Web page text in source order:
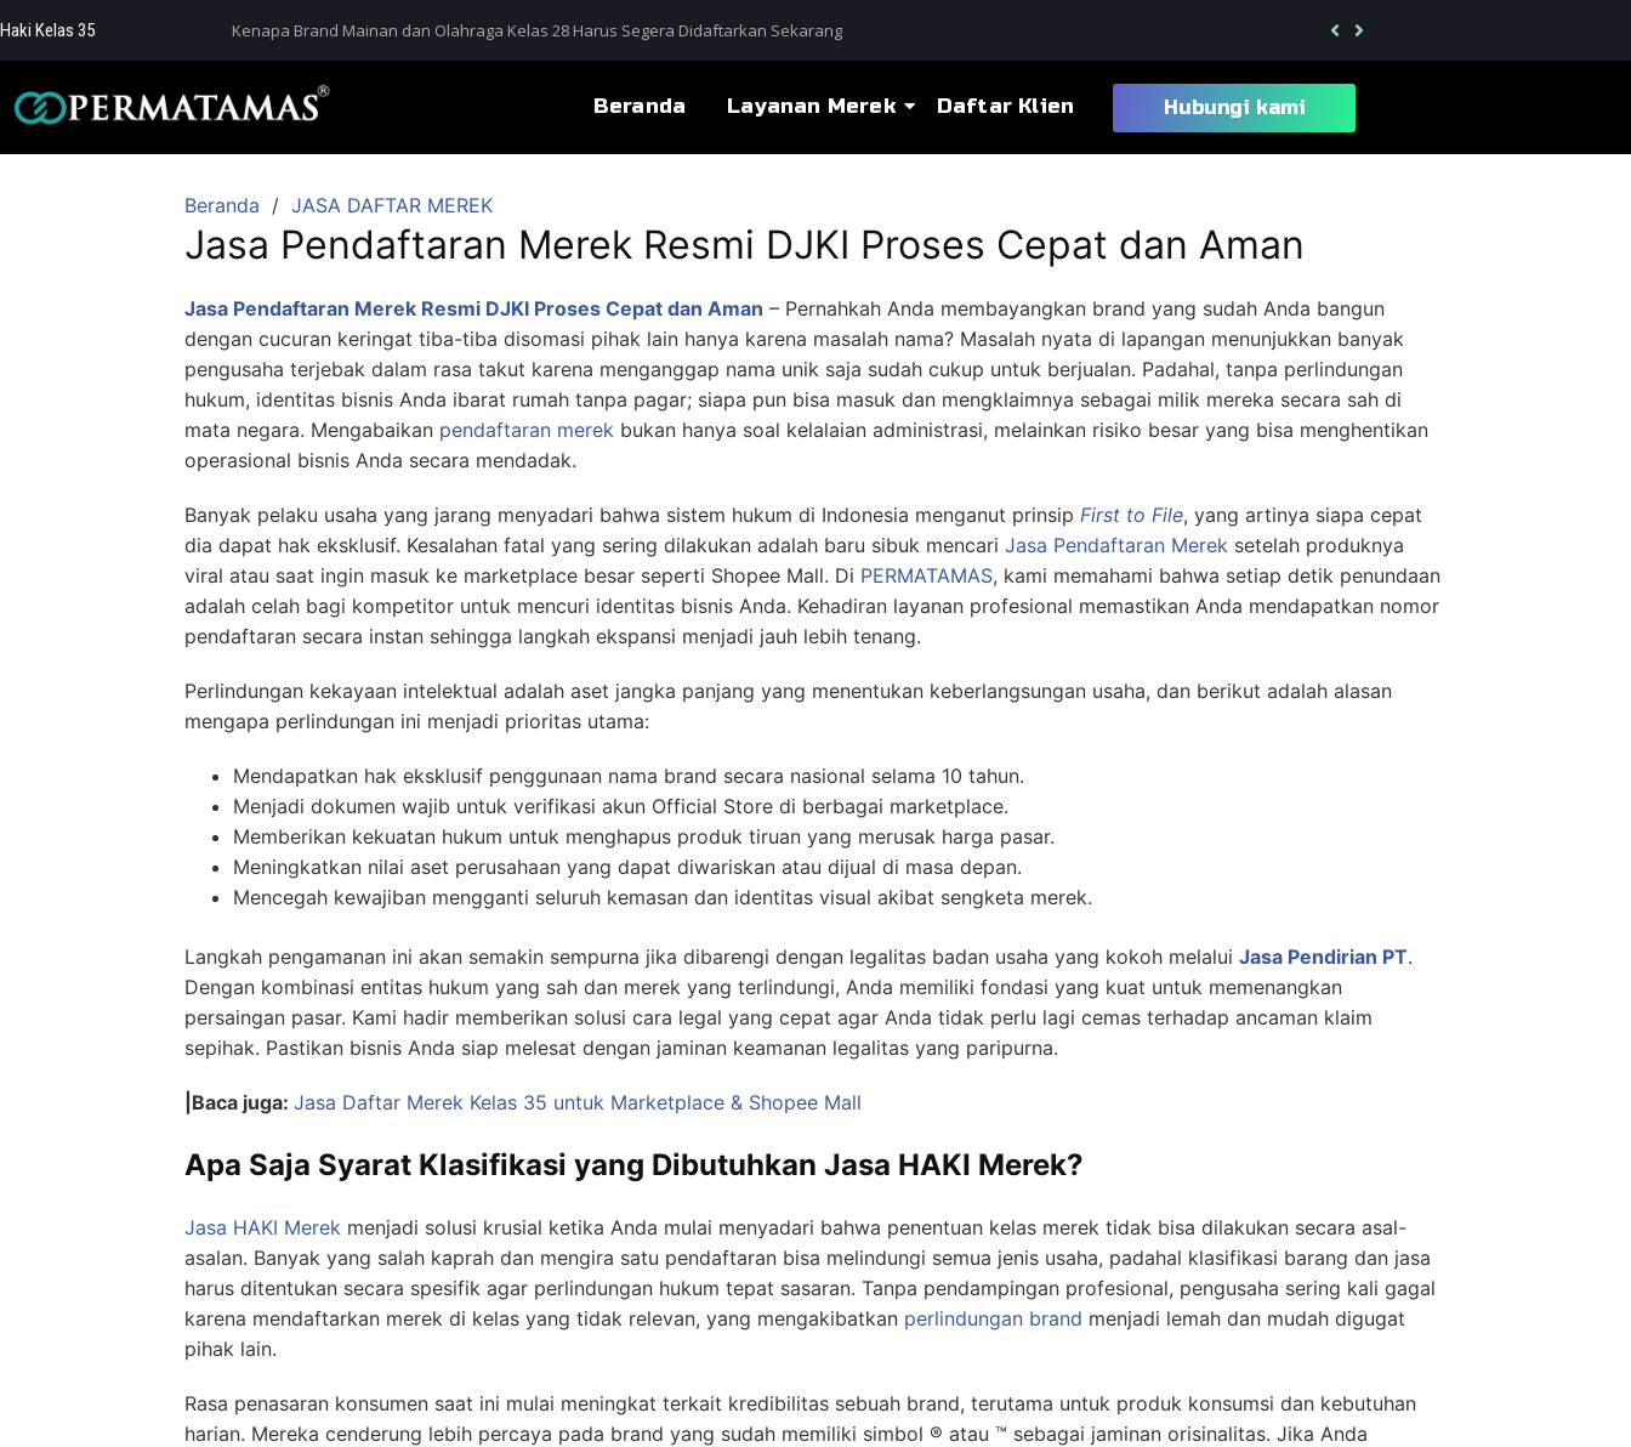
Haki Kelas 35 Kenapa Brand Mainan dan Olahraga Kelas 28 Harus Segera Didaftarkan Sekarang Jasa Pengurusan Merek Kelas 28 Mainan
Beranda Layanan Merek Daftar Klien Hubungi kami
Beranda JASA DAFTAR MEREK
Jasa Pendaftaran Merek Resmi DJKI Proses Cepat dan Aman
Jasa Pendaftaran Merek Resmi DJKI Proses Cepat dan Aman – Pernahkah Anda membayangkan brand yang sudah Anda bangun
dengan cucuran keringat tiba-tiba disomasi pihak lain hanya karena masalah nama? Masalah nyata di lapangan menunjukkan banyak
pengusaha terjebak dalam rasa takut karena menganggap nama unik saja sudah cukup untuk berjualan. Padahal, tanpa perlindungan
hukum, identitas bisnis Anda ibarat rumah tanpa pagar; siapa pun bisa masuk dan mengklaimnya sebagai milik mereka secara sah di
mata negara. Mengabaikan pendaftaran merek bukan hanya soal kelalaian administrasi, melainkan risiko besar yang bisa menghentikan
operasional bisnis Anda secara mendadak.
Banyak pelaku usaha yang jarang menyadari bahwa sistem hukum di Indonesia menganut prinsip First to File, yang artinya siapa cepat
dia dapat hak eksklusif. Kesalahan fatal yang sering dilakukan adalah baru sibuk mencari Jasa Pendaftaran Merek setelah produknya
viral atau saat ingin masuk ke marketplace besar seperti Shopee Mall. Di PERMATAMAS, kami memahami bahwa setiap detik penundaan
adalah celah bagi kompetitor untuk mencuri identitas bisnis Anda. Kehadiran layanan profesional memastikan Anda mendapatkan nomor
pendaftaran secara instan sehingga langkah ekspansi menjadi jauh lebih tenang.
Perlindungan kekayaan intelektual adalah aset jangka panjang yang menentukan keberlangsungan usaha, dan berikut adalah alasan
mengapa perlindungan ini menjadi prioritas utama:
Mendapatkan hak eksklusif penggunaan nama brand secara nasional selama 10 tahun.
Menjadi dokumen wajib untuk verifikasi akun Official Store di berbagai marketplace.
Memberikan kekuatan hukum untuk menghapus produk tiruan yang merusak harga pasar.
Meningkatkan nilai aset perusahaan yang dapat diwariskan atau dijual di masa depan.
Mencegah kewajiban mengganti seluruh kemasan dan identitas visual akibat sengketa merek.
Langkah pengamanan ini akan semakin sempurna jika dibarengi dengan legalitas badan usaha yang kokoh melalui Jasa Pendirian PT.
Dengan kombinasi entitas hukum yang sah dan merek yang terlindungi, Anda memiliki fondasi yang kuat untuk memenangkan
persaingan pasar. Kami hadir memberikan solusi cara legal yang cepat agar Anda tidak perlu lagi cemas terhadap ancaman klaim
sepihak. Pastikan bisnis Anda siap melesat dengan jaminan keamanan legalitas yang paripurna.
|Baca juga: Jasa Daftar Merek Kelas 35 untuk Marketplace & Shopee Mall
Apa Saja Syarat Klasifikasi yang Dibutuhkan Jasa HAKI Merek?
Jasa HAKI Merek menjadi solusi krusial ketika Anda mulai menyadari bahwa penentuan kelas merek tidak bisa dilakukan secara asal-
asalan. Banyak yang salah kaprah dan mengira satu pendaftaran bisa melindungi semua jenis usaha, padahal klasifikasi barang dan jasa
harus ditentukan secara spesifik agar perlindungan hukum tepat sasaran. Tanpa pendampingan profesional, pengusaha sering kali gagal
karena mendaftarkan merek di kelas yang tidak relevan, yang mengakibatkan perlindungan brand menjadi lemah dan mudah digugat
pihak lain.
Rasa penasaran konsumen saat ini mulai meningkat terkait kredibilitas sebuah brand, terutama untuk produk konsumsi dan kebutuhan
harian. Mereka cenderung lebih percaya pada brand yang sudah memiliki simbol ® atau ™ sebagai jaminan orisinalitas. Jika Anda